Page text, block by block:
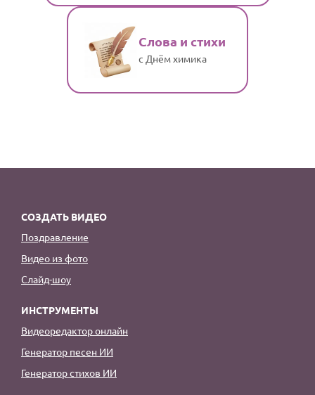
Слова и стихи
с Днём химика
СОЗДАТЬ ВИДЕО
Поздравление
Видео из фото
Слайд-шоу
ИНСТРУМЕНТЫ
Видеоредактор онлайн
Генератор песен ИИ
Генератор стихов ИИ